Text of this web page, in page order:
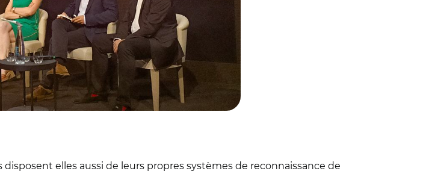
elles aussi de leurs propres systèmes de reconnaissance de